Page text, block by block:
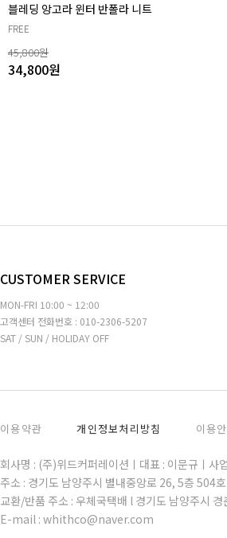
블레딩 앙고라 윈터 반폴라 니트
FREE
45,800원
34,800원
CUSTOMER SERVICE
MON-FRI 10:00 ~ 12:00
고객센터 전화번호 : 010-2306-5207
SAT / SUN / HOLIDAY OFF
이용약관 개인정보처리방침 이용
회사명 : (주)위드커퍼레이션ㅣ대표 : 이문규ㅣ
주소 : 경기도 남양주시 별내중앙로 26, 5층 504
교환/반품 주소 : 우체국택배 l 경기도 남양주시
E-mail : whithco@naver.com